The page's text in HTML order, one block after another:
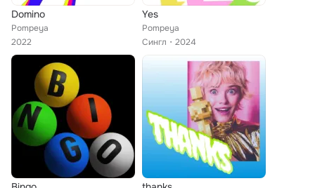
Domino
Pompeya
2022
Yes
Pompeya
Сингл
2024